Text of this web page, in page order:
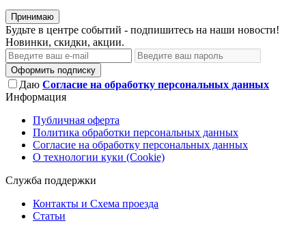
Принимаю
Будьте в центре событий - подпишитесь на наши новости!
Новинки, скидки, акции.
Оформить подписку
Даю Согласие на обработку персональных данных
Информация
Публичная оферта
Политика обработки персональных данных
Согласие на обработку персональных данных
О технологии куки (Cookie)
Служба поддержки
Контакты и Схема проезда
Статьи